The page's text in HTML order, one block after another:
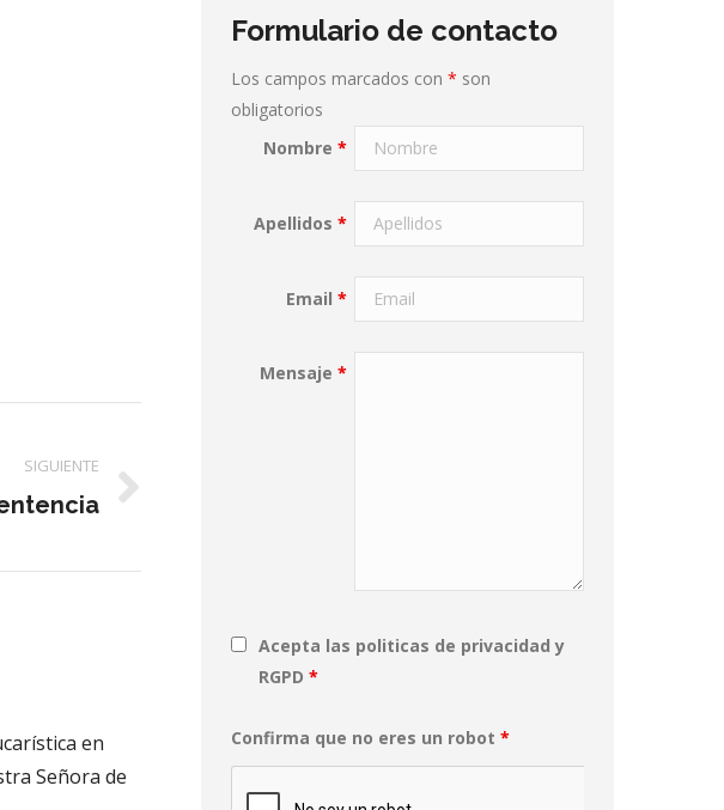
SIGUIENTE
en
Señora de
Formulario de contacto
Los campos marcados con * son
obligatorios
Nombre*
Apellidos*
Email*
Mensaje*
Acepta las politicas de privacidad y
RGPD *
Confirma que no eres un robot *